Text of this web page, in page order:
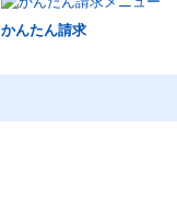
かんたん請求